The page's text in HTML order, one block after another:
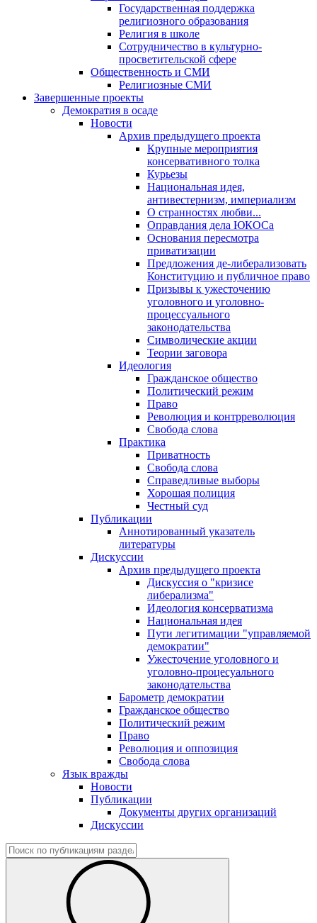
Государственная поддержка
религиозного образования
Религия в школе
Сотрудничество в культурно-
просветительской сфере
Общественность и СМИ
Религиозные СМИ
Завершенные проекты
Демократия в осаде
Новости
Архив предыдущего проекта
Крупные мероприятия
консервативного толка
Курьезы
Национальная идея,
антивестернизм, империализм
О странностях любви...
Оправдания дела ЮКОСа
Основания пересмотра
приватизации
Предложения де-либерализовать
Конституцию и публичное право
Призывы к ужесточению
уголовного и уголовно-
процессуального
законодательства
Символические акции
Теории заговора
Идеология
Гражданское общество
Политический режим
Право
Революция и контрреволюция
Свобода слова
Практика
Приватность
Свобода слова
Справедливые выборы
Хорошая полиция
Честный суд
Публикации
Аннотированный указатель
литературы
Дискуссии
Архив предыдущего проекта
Дискуссия о "кризисе
либерализма"
Идеология консерватизма
Национальная идея
Пути легитимации "управляемой
демократии"
Ужесточение уголовного и
уголовно-процесуального
законодательства
Барометр демократии
Гражданское общество
Политический режим
Право
Революция и оппозиция
Свобода слова
Язык вражды
Новости
Публикации
Документы других организаций
Дискуссии